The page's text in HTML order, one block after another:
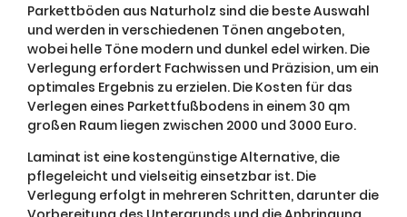
Parkettböden aus Naturholz sind die beste Auswahl
und werden in verschiedenen Tönen angeboten,
wobei helle Töne modern und dunkel edel wirken. Die
Verlegung erfordert Fachwissen und Präzision, um ein
optimales Ergebnis zu erzielen. Die Kosten für das
Verlegen eines Parkettfußbodens in einem 30 qm
großen Raum liegen zwischen 2000 und 3000 Euro.
Laminat ist eine kostengünstige Alternative, die
pflegeleicht und vielseitig einsetzbar ist. Die
Verlegung erfolgt in mehreren Schritten, darunter die